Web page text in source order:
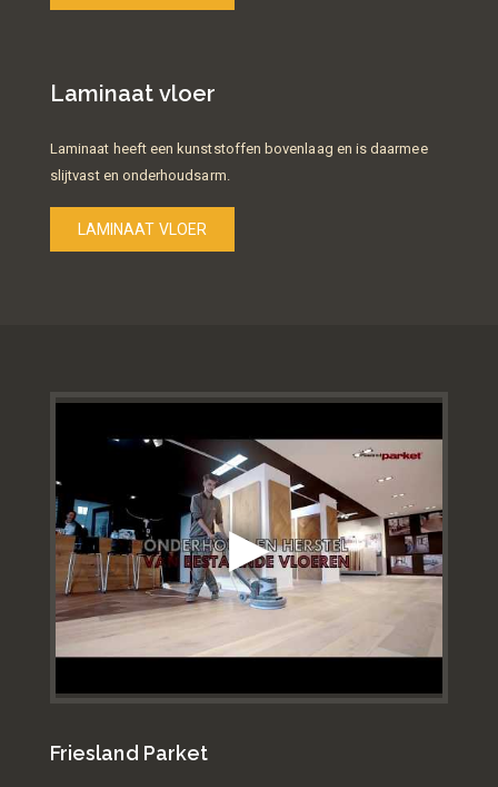
Laminaat vloer
Laminaat heeft een kunststoffen bovenlaag en is daarmee
slijtvast en onderhoudsarm.
LAMINAAT VLOER
Friesland Parket